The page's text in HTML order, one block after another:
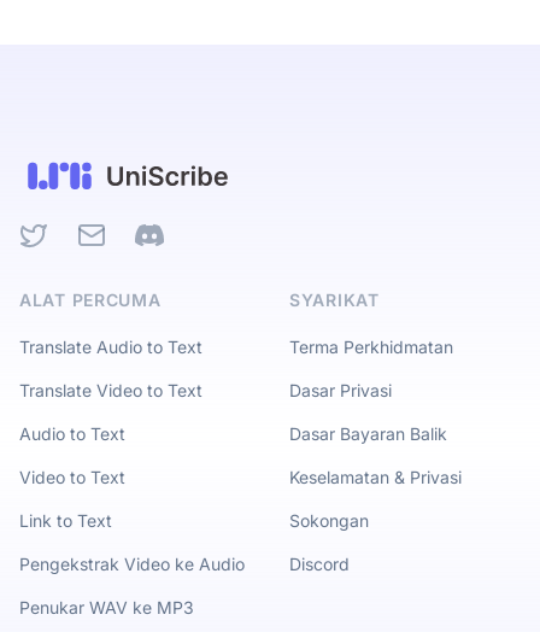
TwitterEmail Discord
ALAT PERCUMA
Translate Audio to Text
Translate Video to Text
Audio to Text
Video to Text
Link to Text
Pengekstrak Video ke Audio
Penukar WAV ke MP3
SYARIKAT
Terma Perkhidmatan
Dasar Privasi
Dasar Bayaran Balik
Keselamatan & Privasi
Sokongan
Discord